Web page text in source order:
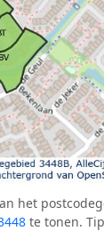
het
te tonen.